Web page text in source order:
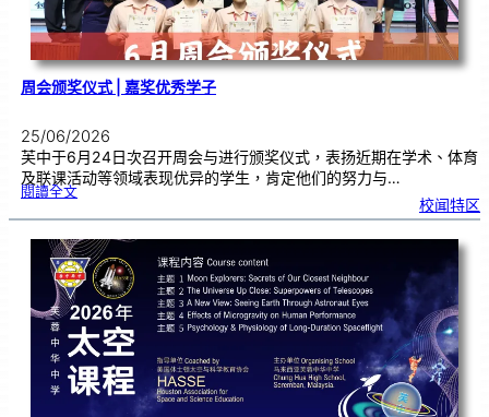
周会颁奖仪式 | 嘉奖优秀学子
25/06/2026
芙中于6月24日次召开周会与进行颁奖仪式，表扬近期在学术、体育
及联课活动等领域表现优异的学生，肯定他们的努力与…
閱讀全文:周
奖
式
|嘉
奖
优
秀
学
子
校闻特区